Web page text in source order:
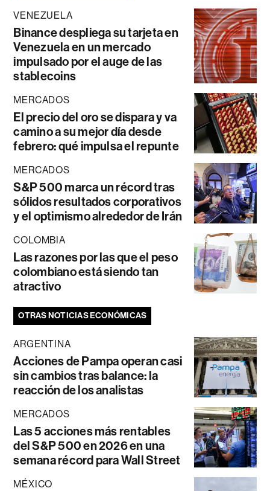
VENEZUELA
Binance despliega su tarjeta en
Venezuela en un mercado
impulsado por el auge de las
stablecoins
MERCADOS
El precio del oro se dispara y va
camino a su mejor día desde
febrero: qué impulsa el repunte
MERCADOS
S&P 500 marca un récord tras
sólidos resultados corporativos
y el optimismo alrededor de Irán
COLOMBIA
Las razones por las que el peso
colombiano está siendo tan
atractivo
OTRAS NOTICIAS ECONÓMICAS
ARGENTINA
Acciones de Pampa operan casi
sin cambios tras balance: la
reacción de los analistas
MERCADOS
Las 5 acciones más rentables
del S&P 500 en 2026 en una
semana récord para Wall Street
MÉXICO